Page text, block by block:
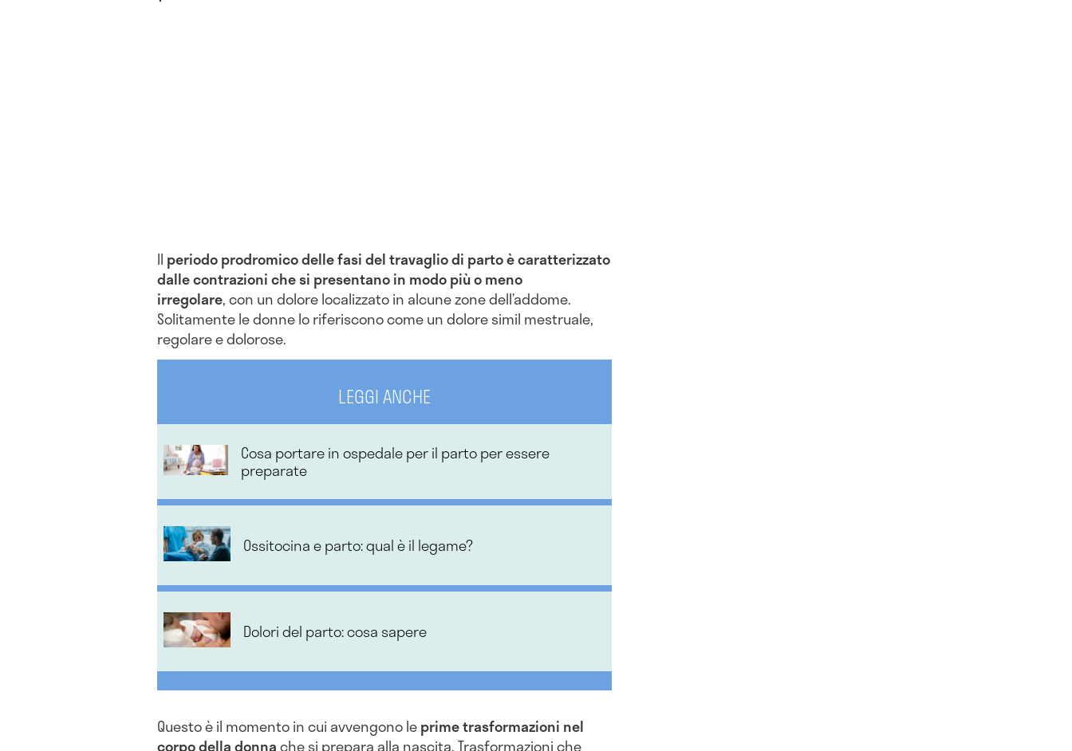
Il periodo prodromico delle fasi del travaglio di parto è caratterizzato
dalle contrazioni che si presentano in modo più o meno
irregolare,con un dolore localizzato in alcune zone dell’addome.
Solitamente le donne lo riferiscono come un dolore simil mestruale,
regolare e dolorose.
LEGGI ANCHE
Cosa portare in ospedale per il parto per essere
preparate
Ossitocina e parto: qual è il legame?
Dolori del parto: cosa sapere
Questo è il momento in cui avvengono leprime trasformazioni nel
corpo della donnache si prepara alla nascita. Trasformazioni che